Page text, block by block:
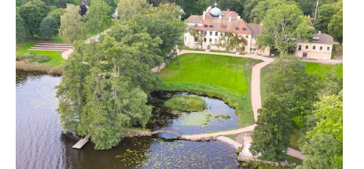
Pakettitarjoukset
Kampanjat